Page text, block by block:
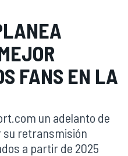
FANS EN LA
un adelanto de
su retransmisión
a partir de 2025